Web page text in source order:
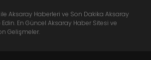
Aksaray Haberleri ve Son Dakika Aksaray
En Güncel Aksaray Haber Sitesi ve
Gelişmeler.